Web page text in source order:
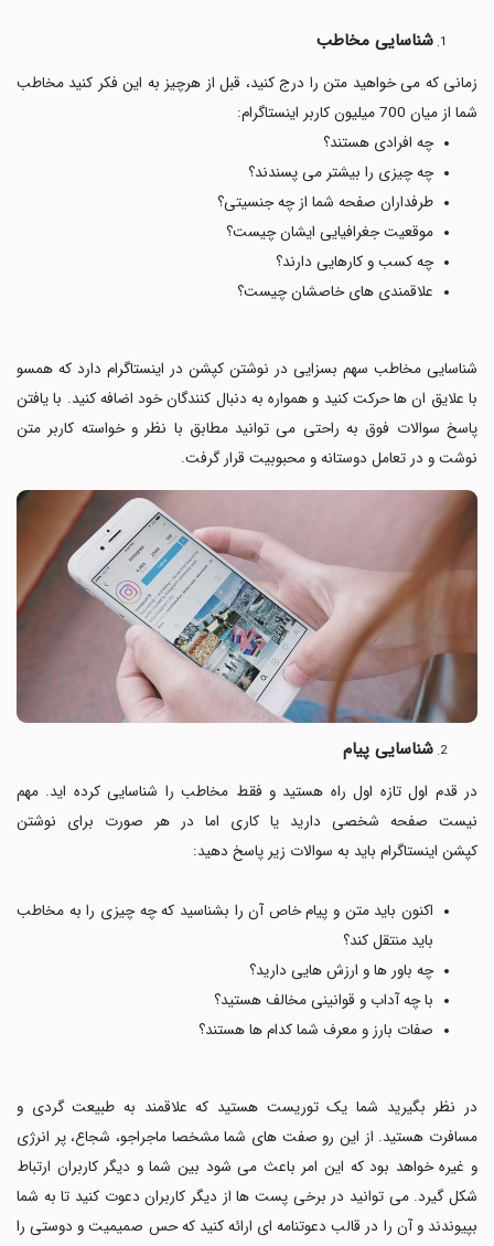
شناسایی مخاطب
زمانی که می خواهید متن را درج کنید، قبل از هرچیز به این فکر کنید مخاطب
شما از میان 700 میلیون کاربر اینستاگرام:
چه افرادی هستند؟
چه چیزی را بیشتر می پسندند؟
طرفداران صفحه شما از چه جنسیتی؟
موقعیت جغرافیایی ایشان چیست؟
چه کسب و کارهایی دارند؟
علاقمندی های خاصشان چیست؟
شناسایی مخاطب سهم بسزایی در نوشتن کپشن در اینستاگرام دارد که همسو
با علایق ان ها حرکت کنید و همواره به دنبال کنندگان خود اضافه کنید. با یافتن
پاسخ سوالات فوق به راحتی می توانید مطابق با نظر و خواسته کاربر متن
نوشت و در تعامل دوستانه و محبوبیت قرار گرفت.
شناسایی پیام
در قدم اول تازه اول راه هستید و فقط مخاطب را شناسایی کرده اید. مهم
نیست صفحه شخصی دارید یا کاری اما در هر صورت برای نوشتن
کپشن اینستاگرام باید به سوالات زیر پاسخ دهید:
اکنون باید متن و پیام خاص آن را بشناسید که چه چیزی را به مخاطب
باید منتقل کند؟
چه باور ها و ارزش هایی دارید؟
با چه آداب و قوانینی مخالف هستید؟
صفات بارز و معرف شما کدام ها هستند؟
در نظر بگیرید شما یک توریست هستید که علاقمند به طبیعت گردی و
مسافرت هستید. از این رو صفت های شما مشخصا ماجراجو، شجاع، پر انرژی
و غیره خواهد بود که این امر باعث می شود بین شما و دیگر کاربران ارتباط
شکل گیرد. می توانید در برخی پست ها از دیگر کاربران دعوت کنید تا به شما
بپیوندند و آن را در قالب دعوتنامه ای ارائه کنید که حس صمیمیت و دوستی را